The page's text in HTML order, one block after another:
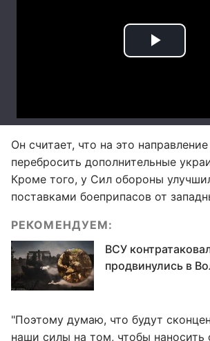
Он считает, что на это
перебросить дополнительные
Кроме того, у Сил обороны
поставками боеприпасов от
РЕКОМЕНДУЕМ:
ВСУ
продвинулись в
"Поэтому думаю, что будут
наши силы на том, чтобы наносить